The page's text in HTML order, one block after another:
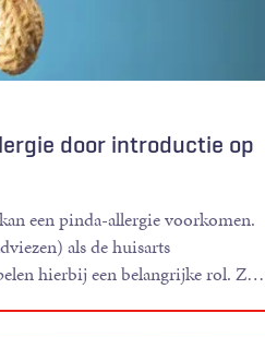
door introductie op
een pinda-allergie voorkomen.
als de huisarts
hierbij een belangrijke rol. Z…